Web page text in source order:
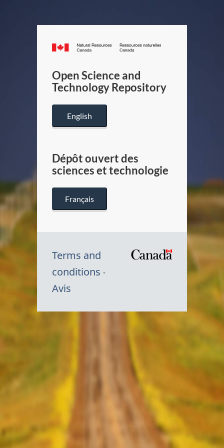
Canada.ca
/
Canada
Open Science and
Technology Repository
English
Dépôt ouvert des
sciences et technologie
Français
Terms and
conditions
Avis
Symbole
Canada